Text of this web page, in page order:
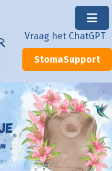
Vraag het ChatGPT
StomaSupport
×